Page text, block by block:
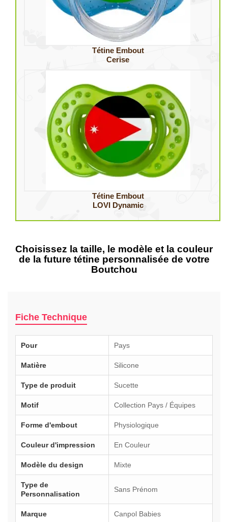
Tétine Embout
Cerise
Tétine Embout
LOVI Dynamic
Choisissez la taille, le modèle et la couleur
de la future tétine personnalisée de votre
Boutchou
Fiche Technique
Pour Pays
Matière Silicone
Type de produit Sucette
Motif Collection Pays / Équipes
Forme d'embout Physiologique
Couleur d'impression En Couleur
Modèle du design Mixte
Type de
Personnalisation
Sans Prénom
Marque Canpol Babies